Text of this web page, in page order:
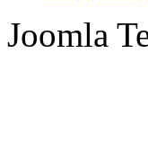
Joomla